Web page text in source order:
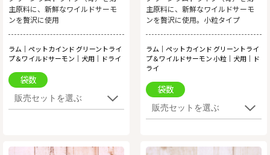
主原料に、新鮮なワイルドサーモ
ンを贅沢に使用
ラム｜ペットカインド グリーントライ
プ＆ワイルドサーモン｜犬用｜ドライ
袋数
主原料に、新鮮なワイルドサーモ
ンを贅沢に使用。小粒タイプ
ラム｜ペットカインド グリーントライ
プ＆ワイルドサーモン 小粒｜犬用｜ド
ライ
袋数